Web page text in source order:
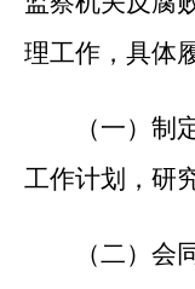
理工作，具体
（一）制定
工作计划，研
（二）会同